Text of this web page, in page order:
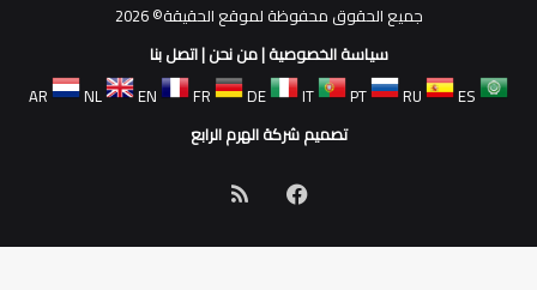
جميع الحقوق محفوظة لموقع الحقيقة© 2026
سياسة الخصوصية|من نحن|اتصل بنا
AR
NL EN FR DE IT PT RU
ES
تصميم شركة الهرم الرابع
فيسبوك
الموقع